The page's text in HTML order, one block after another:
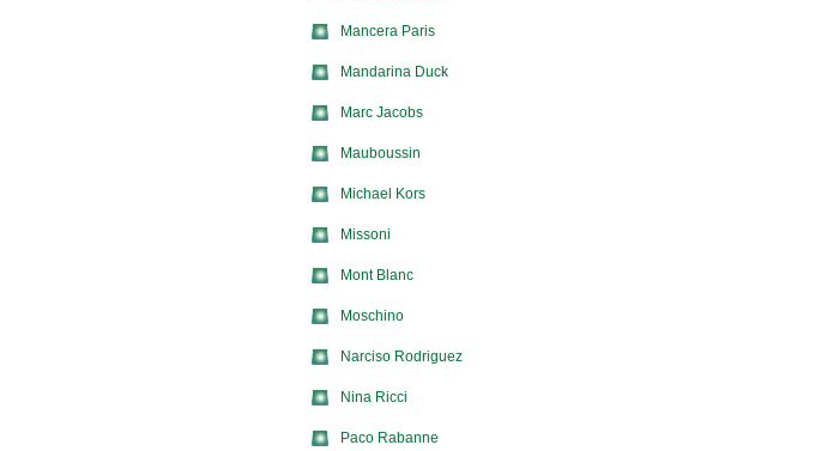
Mancera Paris
Mandarina Duck
Marc Jacobs
Mauboussin
Michael Kors
Missoni
Mont Blanc
Moschino
Narciso Rodriguez
Nina Ricci
Paco Rabanne